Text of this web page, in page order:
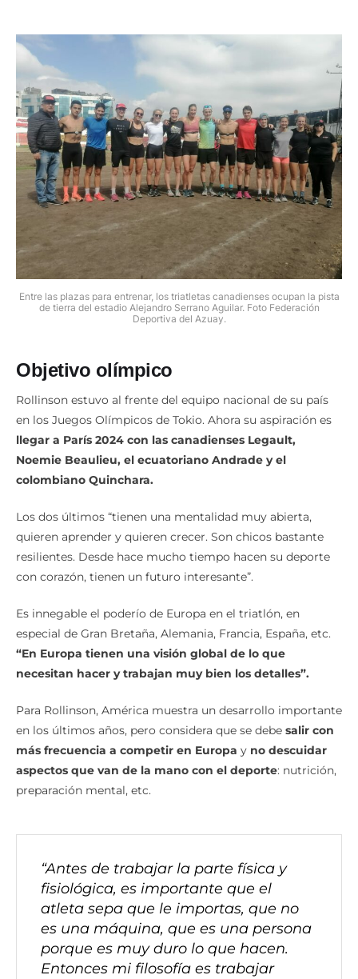
Entre las plazas para entrenar, los triatletas canadienses ocupan la pista
de tierra del estadio Alejandro Serrano Aguilar. Foto Federación
Objetivo olímpico
Rollinson estuvo al frente del equipo nacional de su país
en los Juegos Olímpicos de Tokio. Ahora su aspiración es
llegar a París 2024 con las canadienses Legault,
Noemie Beaulieu, el ecuatoriano Andrade y el
Los dos últimos “tienen una mentalidad muy abierta,
quieren aprender y quieren crecer. Son chicos bastante
resilientes. Desde hace mucho tiempo hacen su deporte
Es innegable el poderío de Europa en el triatlón, en
especial de Gran Bretaña, Alemania, Francia, España, etc.
“En Europa tienen una visión global de lo que
Para Rollinson, América muestra un desarrollo importante
en los últimos años, pero considera que se debesalir con
más frecuencia a competir en Europayno descuidar
aspectos que van de la mano con el deporte
“Antes de trabajar la parte física y
fisiológica, es importante que el
atleta sepa que le importas, que no
es una máquina, que es una persona
porque es muy duro lo que hacen.